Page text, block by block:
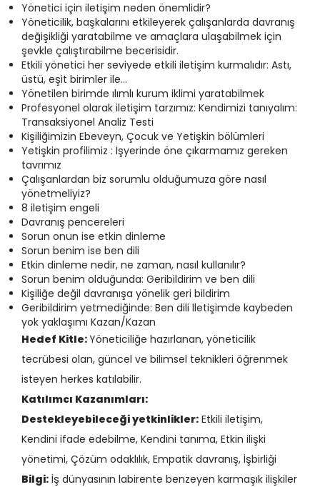
Yönetici için iletişim neden önemlidir?
Yöneticilik, başkalarını etkileyerek çalışanlarda davranış
değişikliği yaratabilme ve amaçlara ulaşabilmek için
şevkle çalıştırabilme becerisidir.
Etkili yönetici her seviyede etkili iletişim kurmalıdır: Astı,
üstü, eşit birimler ile…
Yönetilen birimde ılımlı kurum iklimi yaratabilmek
Profesyonel olarak iletişim tarzımız: Kendimizi tanıyalım:
Transaksiyonel Analiz Testi
Kişiliğimizin Ebeveyn, Çocuk ve Yetişkin bölümleri
Yetişkin profilimiz : İşyerinde öne çıkarmamız gereken
tavrımız
Çalışanlardan biz sorumlu olduğumuza göre nasıl
yönetmeliyiz?
8 iletişim engeli
Davranış pencereleri
Sorun onun ise etkin dinleme
Sorun benim ise ben dili
Etkin dinleme nedir, ne zaman, nasıl kullanılır?
Sorun benim olduğunda: Geribildirim ve ben dili
Kişiliğe değil davranışa yönelik geri bildirim
Geribildirim yetmediğinde: Ben dili İletişimde kaybeden
yok yaklaşımı Kazan/Kazan
Hedef Kitle:Yöneticiliğe hazırlanan, yöneticilik
tecrübesi olan, güncel ve bilimsel teknikleri öğrenmek
isteyen herkes katılabilir.
Katılımcı Kazanımları:
Destekleyebileceği yetkinlikler: Etkili iletişim,
Kendini ifade edebilme, Kendini tanıma, Etkin ilişki
yönetimi, Çözüm odaklılık, Empatik davranış, İşbirliği
Bilgi: İş dünyasının labirente benzeyen karmaşık ilişkiler